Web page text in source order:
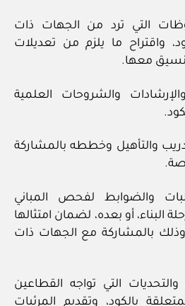
التي ترد من الجهات ذات
واقتراح ما يلزم من تعديلات
معها.
والإرشادات والشروحات العلمية
والتأهيل وخططه بالمشاركة
والضوابط لفحص المباني
البناء، أو بعده، لضمان امتثالها
وذلك بالمشاركة مع الجهات ذات
والتحديات التي تواجه القطاعين
بالكود، وتقديم المرئيات